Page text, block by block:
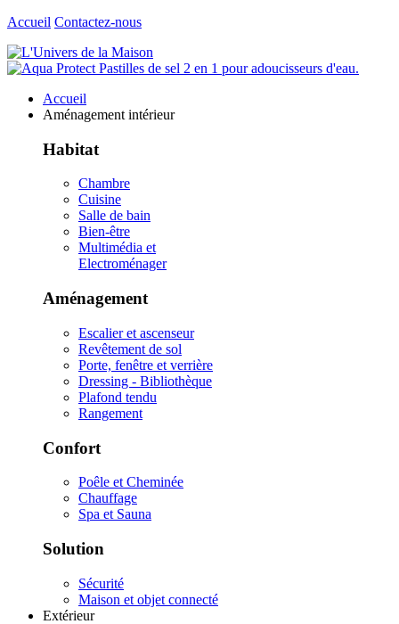
Accueil Contactez-nous
Accueil
Aménagement intérieur
Habitat
Chambre
Cuisine
Salle de bain
Bien-être
Multimédia et
Electroménager
Aménagement
Escalier et ascenseur
Revêtement de sol
Porte, fenêtre et verrière
Dressing - Bibliothèque
Plafond tendu
Rangement
Confort
Poêle et Cheminée
Chauffage
Spa et Sauna
Solution
Sécurité
Maison et objet connecté
Extérieur